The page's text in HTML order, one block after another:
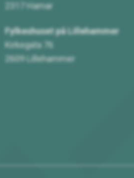
2317 Hamar
Fylkeshuset på Lillehammer
Kirkegata 76
2609 Lillehammer